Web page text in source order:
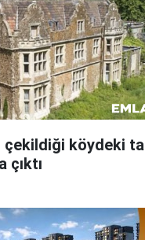
çekildiği köydeki
çıktı